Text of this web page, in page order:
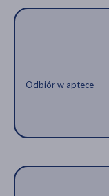
Odbiór w aptece